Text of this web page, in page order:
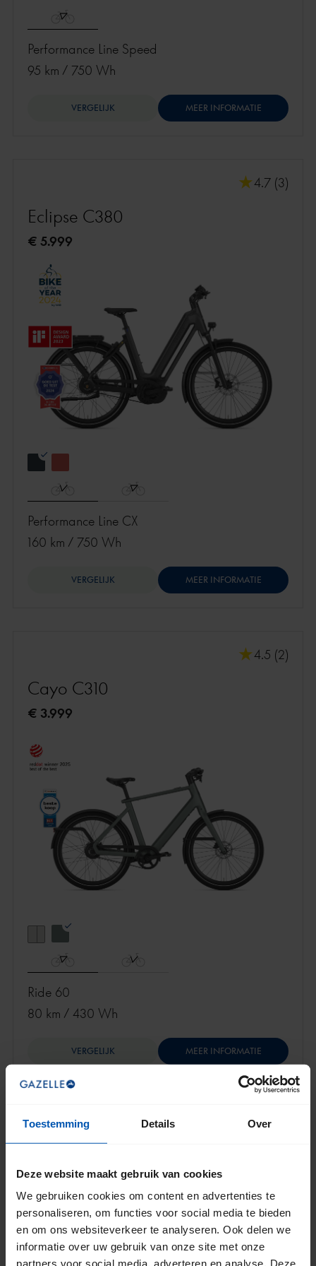
Toestemming Details Over
Deze website maakt gebruik van cookies
We gebruiken cookies om content en advertenties te
personaliseren, om functies voor social media te bieden
en om ons websiteverkeer te analyseren. Ook delen we
informatie over uw gebruik van onze site met onze
partners voor social media, adverteren en analyse. Deze
Performance Line Speed
95 km / 750 Wh
VERGELIJK MEER INFORMATIE
4.7 (3)
Eclipse C380
€ 5.999
Performance Line CX
160 km / 750 Wh
VERGELIJK MEER INFORMATIE
4.5 (2)
Cayo C310
€ 3.999
Ride 60
80 km / 430 Wh
VERGELIJK MEER INFORMATIE
Hulp nodig?
In een paar stappen naar je ideale fiets
START KEUZEHULP